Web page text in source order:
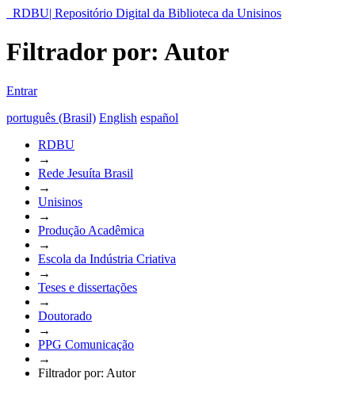
RDBU| Repositório Digital da Biblioteca da Unisinos
Filtrador por: Autor
Entrar
português (Brasil) English español
RDBU
→
Rede Jesuíta Brasil
→
Unisinos
→
Produção Acadêmica
→
Escola da Indústria Criativa
→
Teses e dissertações
→
Doutorado
→
PPG Comunicação
→
Filtrador por: Autor